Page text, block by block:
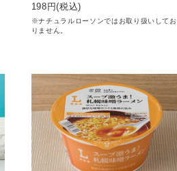
198 円(税込)
※ナチュラルローソンではお取り扱いしてお
りません。